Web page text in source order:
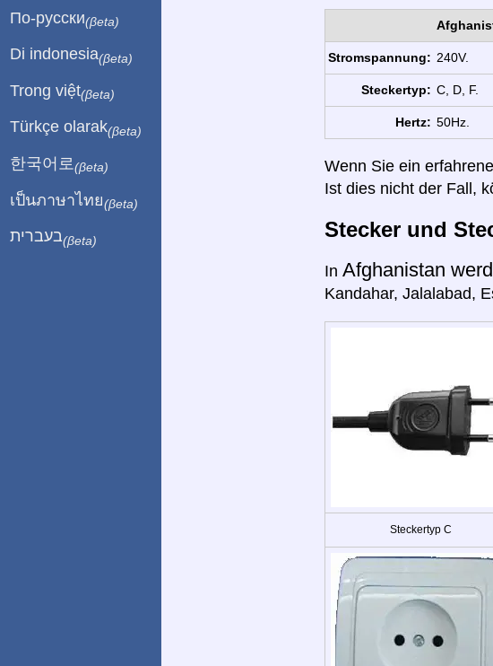
Stromspannung: 240V.
Steckertyp: C, D, F.
Hertz: 50Hz.
Wenn Sie ein
Ist dies nicht der Fall,
Stecker und
In Afghanistan
Kandahar, Jalalabad,
Steckertyp C
По-русски(βeta)
Di indonesia(βeta)
Trong việt(βeta)
Türkçe olarak(βeta)
한국어로 (βeta)
เป็นภาษาไทย(βeta)
בעברית(βeta)